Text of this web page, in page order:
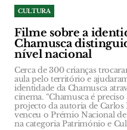
CULTURA
Filme sobre a
Chamusca
nível nacional
Cerca de 300 crianças
aula pelo território e
identidade da Chamusca
cinema. “Chamusca é preciso
projecto da autoria de Carlos
venceu o Prémio Nacional
na categoria Património e